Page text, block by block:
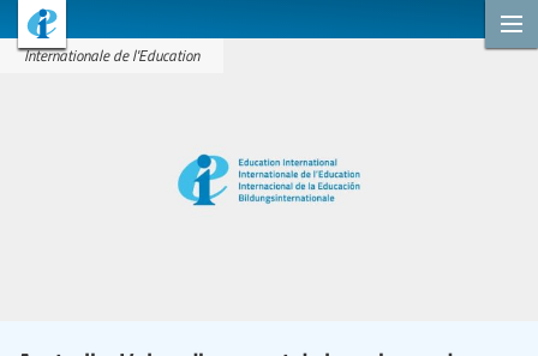
Internationale de l'Education